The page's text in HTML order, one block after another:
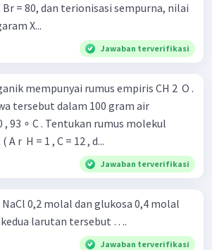
Br = 80, dan terionisasi sempurna, nilai
X...
Jawaban terverifikasi
mempunyai rumus empiris CH 2 ​ O .
tersebut dalam 100 gram air
, 93 ∘ C . Tentukan rumus molekul
r ​ H = 1 , C = 12 , d...
Jawaban terverifikasi
0,2 molal dan glukosa 0,4 molal
kedua larutan tersebut ….
Jawaban terverifikasi